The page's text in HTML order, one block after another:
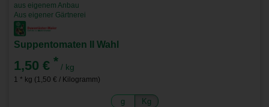
aus eigenem Anbau
Aus eigener Gärtnerei
Suppentomaten II Wahl
1,50 € * / kg
1 * kg (1,50 € / Kilogramm)
g Kg